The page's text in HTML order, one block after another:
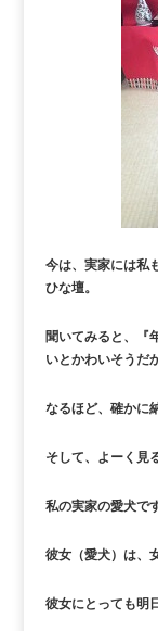
今は、実家には私
ひな壇。
聞いてみると、『
いとかわいそうだ
なるほど、確かに
そして、よーく見
私の実家の愛犬で
彼女（愛犬）は、
彼女にとっても明